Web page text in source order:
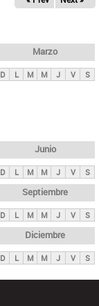
Marzo
D L M M J V S
Junio
D L M M J V S
Septiembre
D L M M J V S
Diciembre
D L M M J V S